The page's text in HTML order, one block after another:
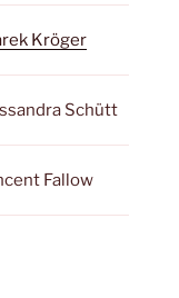
Kröger
Schütt
Fallow